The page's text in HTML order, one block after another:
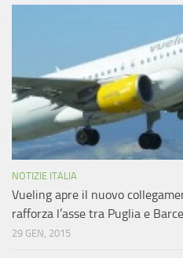
NOTIZIE ITALIA
Vueling apre il nuovo
rafforza l’asse tra Puglia e
29 GEN, 2015